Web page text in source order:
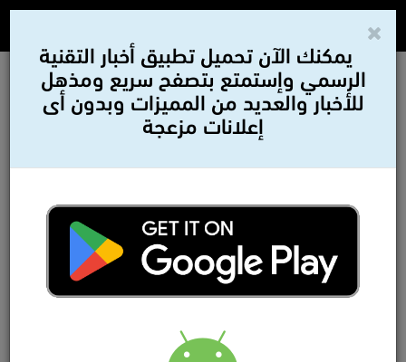
يمكنك الآن تحميل تطبيق أخبار التقنية
الرسمي وإستمتع بتصفح سريع ومذهل
للأخبار والعديد من المميزات وبدون أى
إعلانات مزعجة